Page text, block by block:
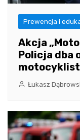
Prewencja i
Akcja
Policja dba
Łukasz